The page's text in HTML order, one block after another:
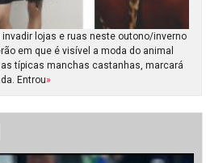
invadir lojas e ruas neste outono/inverno
em que é visível a moda do animal
típicas manchas castanhas, marcará
Entrou»